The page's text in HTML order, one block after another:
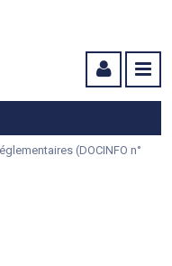
(DOCINFO n°